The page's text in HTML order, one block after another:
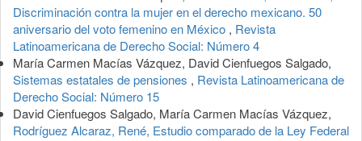
Discriminación contra la mujer en el derecho mexicano. 50
aniversario del voto femenino en México , Revista
Latinoamericana de Derecho Social: Número 4
María Carmen Macías Vázquez, David Cienfuegos Salgado,
Sistemas estatales de pensiones , Revista Latinoamericana de
Derecho Social: Número 15
David Cienfuegos Salgado, María Carmen Macías Vázquez,
Rodríguez Alcaraz, René, Estudio comparado de la Ley Federal